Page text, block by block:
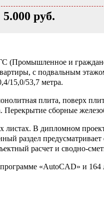
5.000 руб.
и
с подвальным
15,0/53,7 метра.
плита, поверх
сборные
листах. В дипломном
раздел
расчет и сводно-
«AutoCAD» и